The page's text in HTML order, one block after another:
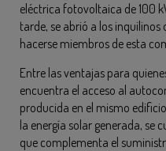
eléctrica fotovoltaica de 100
tarde, se abrió a los
hacerse miembros de esta
Entre las ventajas para
encuentra el acceso al
producida en el mismo
la energía solar generada, se
que complementa el